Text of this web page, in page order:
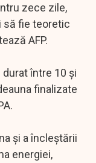
zece zile,
să fie teoretic
AFP.
între 10 şi
finalizate
şi a încleştării
energiei,